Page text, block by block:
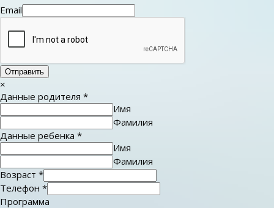
Email
Отправить
×
Данные родителя *
Имя
Фамилия
Данные ребенка *
Имя
Фамилия
Возраст *
Телефон *
Программа